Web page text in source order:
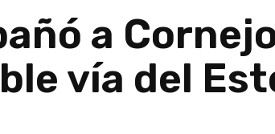
a
vía del